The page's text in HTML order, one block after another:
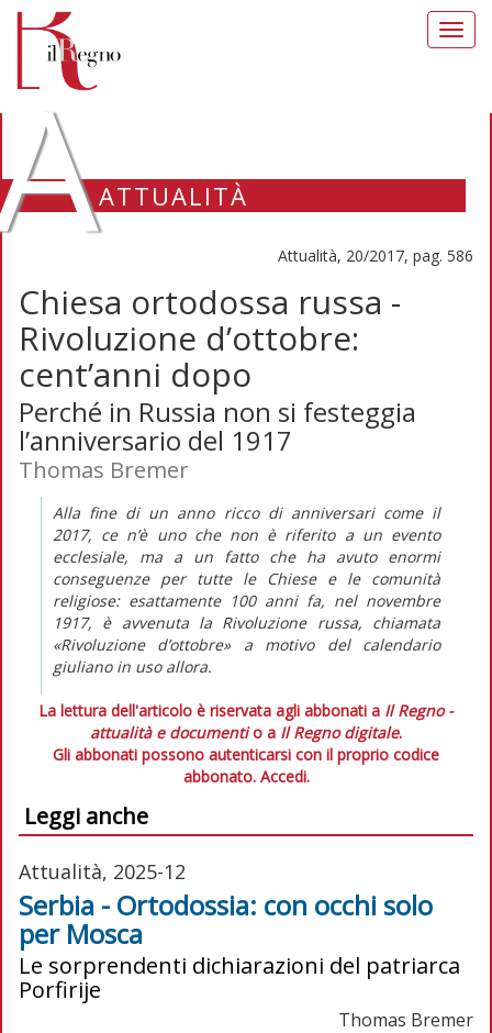
ATTUALITÀ
Attualità, 20/2017, pag. 586
Chiesa ortodossa russa -
Rivoluzione d’ottobre:
cent’anni dopo
Perché in Russia non si festeggia
l’anniversario del 1917
Thomas Bremer
Alla fine di un anno ricco di anniversari come il
2017, ce n’è uno che non è riferito a un evento
ecclesiale, ma a un fatto che ha avuto enormi
conseguenze per tutte le Chiese e le comunità
religiose: esattamente 100 anni fa, nel novembre
1917, è avvenuta la Rivoluzione russa, chiamata
«Rivoluzione d’ottobre» a motivo del calendario
giuliano in uso allora.
La lettura dell'articolo è riservata agli abbonati a Il Regno -
attualità e documentio a Il Regno digitale.
Gli abbonati possono autenticarsi con il proprio codice
abbonato. Accedi.
Leggi anche
Attualità, 2025-12
Serbia - Ortodossia: con occhi solo
per Mosca
Le sorprendenti dichiarazioni del patriarca
Porfirije
Thomas Bremer